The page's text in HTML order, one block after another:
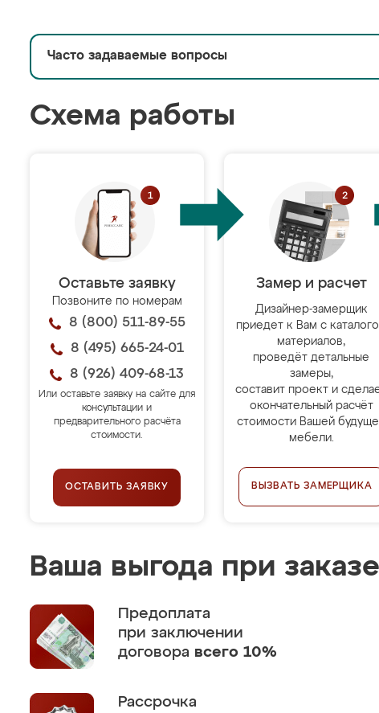
Часто задаваемые вопросы
Схема работы
Оставьте заявку
Позвоните по номерам
8 (800) 511-89-55
8 (495) 665-24-01
8 (926) 409-68-13
Или оставьте заявку на сайте для
консультации и
предварительного расчёта
стоимости.
ОСТАВИТЬ ЗАЯВКУ
Замер и расчет
Дизайнер-замерщик
приедет к Вам с
материалов,
проведёт детальные
замеры,
составит проект и
окончательный расчёт
стоимости Вашей
мебели.
ВЫЗВАТЬ ЗАМЕРЩИКА
Ваша выгода при
Предоплата
при заключении
договора всего 10%
Рассрочка